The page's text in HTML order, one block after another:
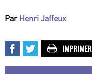
Par Henri Jaffeux